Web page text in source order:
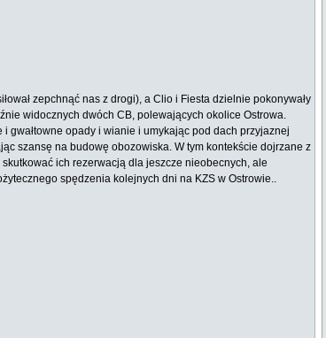
zepchnąć nas z drogi), a Clio i Fiesta dzielnie pokonywały
widocznych dwóch CB, polewających okolice Ostrowa.
gwałtowne opady i wianie i umykając pod dach przyjaznej
szansę na budowę obozowiska. W tym kontekście dojrzane z
ich rezerwacją dla jeszcze nieobecnych, ale
spędzenia kolejnych dni na KZS w Ostrowie..